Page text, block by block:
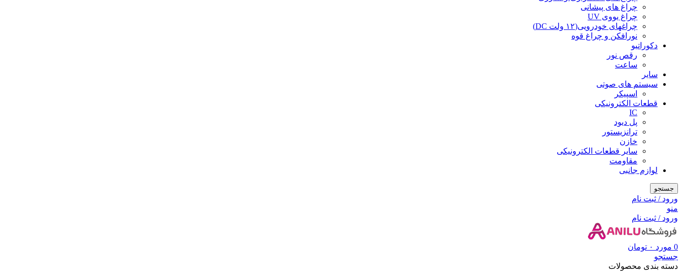
چراغ های پیشانی
چراغ یووی UV
چراغهای خودرویی(۱۲ ولت DC)
نورافکن و چراغ قوه
دکوراتیو
رقص نور
ساعت
سایر
سیستم های صوتی
اسپیکر
قطعات الکترونیکی
IC
پل دیود
ترانزیستور
خازن
سایر قطعات الکترونیکی
مقاومت
لوازم جانبی
جستجو
ورود / ثبت نام
منو
ورود / ثبت نام
0 مورد ۰ تومان
جستجو
دسته بندی محصولات